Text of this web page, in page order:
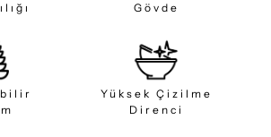
Gövde
Yüksek Çizilme
Direnci